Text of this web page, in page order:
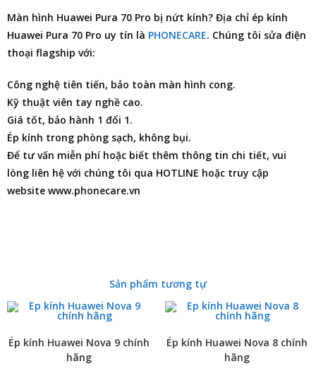
Màn hình Huawei Pura 70 Pro bị nứt kính? Địa chỉ ép kính
Huawei Pura 70 Pro uy tín là PHONECARE. Chúng tôi sửa điện
thoại flagship với:
Công nghệ tiên tiến, bảo toàn màn hình cong.
Kỹ thuật viên tay nghề cao.
Giá tốt, bảo hành 1 đổi 1.
Ép kính trong phòng sạch, không bụi.
Để tư vấn miễn phí hoặc biết thêm thông tin chi tiết, vui
lòng liên hệ với chúng tôi qua HOTLINE hoặc truy cập
website www.phonecare.vn
Sản phẩm tương tự
Ép kính Huawei Nova 9 chính
hãng
Ép kính Huawei Nova 8 chính
hãng